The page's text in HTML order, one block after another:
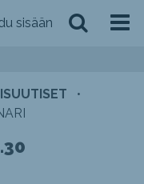
sisään
•